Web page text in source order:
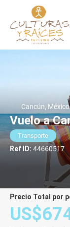
Cancún, México
Vuelo a
Transporte
Ref ID: 44660517
Precio Total por